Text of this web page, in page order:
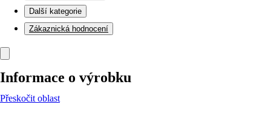
Další kategorie
Zákaznická hodnocení
Informace o výrobku
Přeskočit oblast